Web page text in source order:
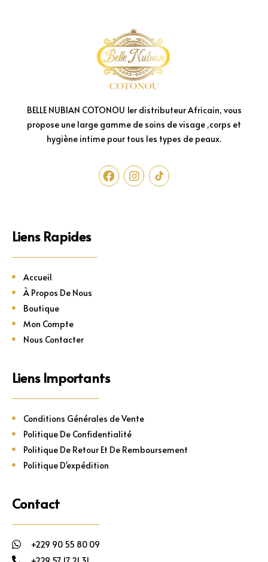
BELLE NUBIAN COTONOU 1er distributeur Africain, vous
propose une large gamme de soins de visage ,corps et
hygiène intime pour tous les types de peaux.
Liens Rapides
Accueil
À Propos De Nous
Boutique
Mon Compte
Nous Contacter
Liens Importants
Conditions Générales de Vente
Politique De Confidentialité
Politique De Retour Et De Remboursement
Politique D'expédition
Contact
+229 90 55 80 09